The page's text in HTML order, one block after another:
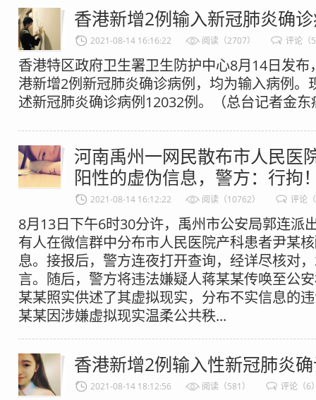
香港新增2例输入新冠肺炎确
2021-08-14 16:16:22 阅读（2707） 评论（
香港特区政府卫生署卫生防护中心8月14日发布
港新增2例新冠肺炎确诊病例，均为输入病例。
述新冠肺炎确诊病例12032例。（总台记者金东
河南禹州一网民散布市人民医
阳性的虚伪信息，警方：行拘
2021-08-14 16:12:22 阅读（10762） 评论
8月13日下午6时30分许，禹州市公安局郭连派
有人在微信群中分布市人民医院产科患者尹某
息。接报后，警方连夜打开查询，经详尽核对
言。随后，警方将违法嫌疑人蒋某某传唤至公
某某照实供述了其虚拟现实，分布不实信息的
某某因涉嫌虚拟现实温柔公共秩...
香港新增2例输入性新冠肺炎
2021-08-14 18:12:56 阅读（581） 评论（6